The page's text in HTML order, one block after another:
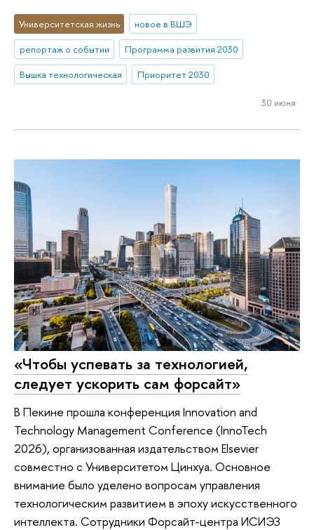
Университетская жизнь
новое в ВШЭ
репортаж о событии
Программа развития 2030
Вышка технологическая
Приоритет 2030
30 июня
«Чтобы успевать за технологией,
следует ускорить сам форсайт»
В Пекине прошла конференция Innovation and
Technology Management Conference (InnoTech
2026), организованная издательством Elsevier
совместно с Университетом Цинхуа. Основное
внимание было уделено вопросам управления
технологическим развитием в эпоху искусственного
интеллекта. Сотрудники Форсайт-центра ИСИЭЗ